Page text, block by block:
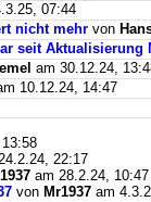
07:44
nicht mehr von
seit Aktualisierung
am 30.12.24,
10.12.24, 14:47
22:17
am 28.2.24, 10:47
von Mr1937 am